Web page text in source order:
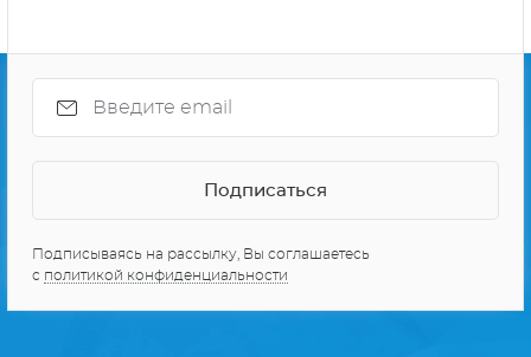
Подписываясь на рассылку, Вы соглашаетесь
с политикой конфиденциальности